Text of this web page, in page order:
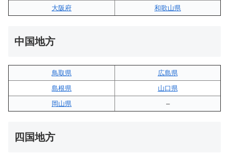
大阪府
和歌山県
中国地方
鳥取県
広島県
島根県
山口県
岡山県
–
四国地方